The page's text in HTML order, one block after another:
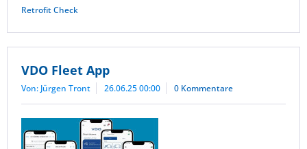
Retrofit Check
VDO Fleet App
Von: Jürgen Tront 26.06.25 00:00 0 Kommentare